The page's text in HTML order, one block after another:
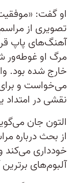
او گفت:
تصویری از
آهنگ‌های پاپ
مرگ او غوطه‌ور
خارج شده بود.
می‌خواست و
نقشی در امتداد
التون جان
از بحث درباره
خودداری می‌کند
آلبوم‌های